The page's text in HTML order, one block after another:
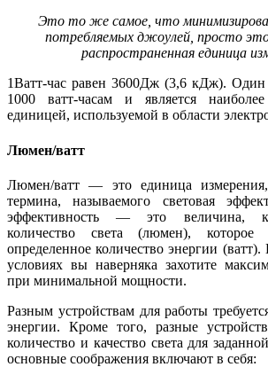
Это то же самое, что
потребляемых джоулей, просто это
распространенная единица
1Ватт-час равен 3600Дж (3,6 кДж). Один
1000 ватт-часам и является наиболее
единицей, используемой в области
Люмен/ватт
Люмен/ватт — это единица измерения,
термина, называемого световая
эффективность — это величина,
количество света (люмен),
определенное количество энергии
условиях вы наверняка захотите
при минимальной мощности.
Разным устройствам для работы
энергии. Кроме того, разные
количество и качество света для
основные соображения включают в себя: